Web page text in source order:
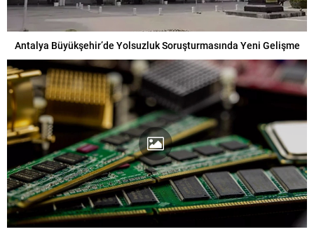
Antalya Büyükşehir’de Yolsuzluk Soruşturmasında Yeni Gelişme